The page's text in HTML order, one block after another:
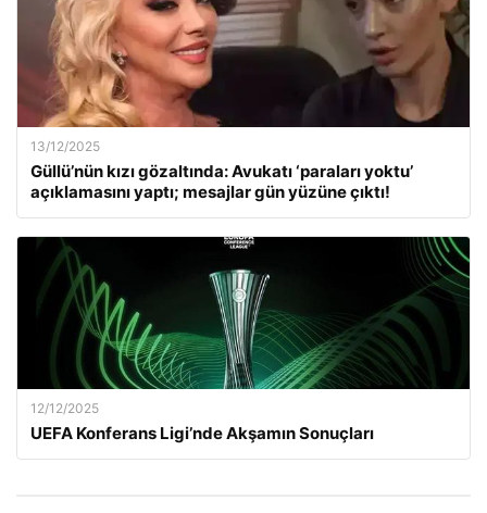
13/12/2025
Güllü’nün kızı gözaltında: Avukatı ‘paraları yoktu’
açıklamasını yaptı; mesajlar gün yüzüne çıktı!
12/12/2025
UEFA Konferans Ligi’nde Akşamın Sonuçları